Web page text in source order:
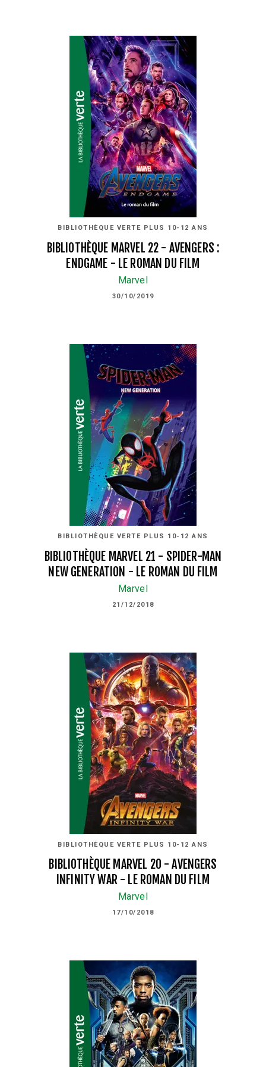
BIBLIOTHÈQUE VERTE PLUS 10-12 ANS
BIBLIOTHÈQUE MARVEL 22 - AVENGERS :
ENDGAME - LE ROMAN DU FILM
Marvel
30/10/2019
BIBLIOTHÈQUE VERTE PLUS 10-12 ANS
BIBLIOTHÈQUE MARVEL 21 - SPIDER-MAN
NEW GENERATION - LE ROMAN DU FILM
Marvel
21/12/2018
BIBLIOTHÈQUE VERTE PLUS 10-12 ANS
BIBLIOTHÈQUE MARVEL 20 - AVENGERS
INFINITY WAR - LE ROMAN DU FILM
Marvel
17/10/2018